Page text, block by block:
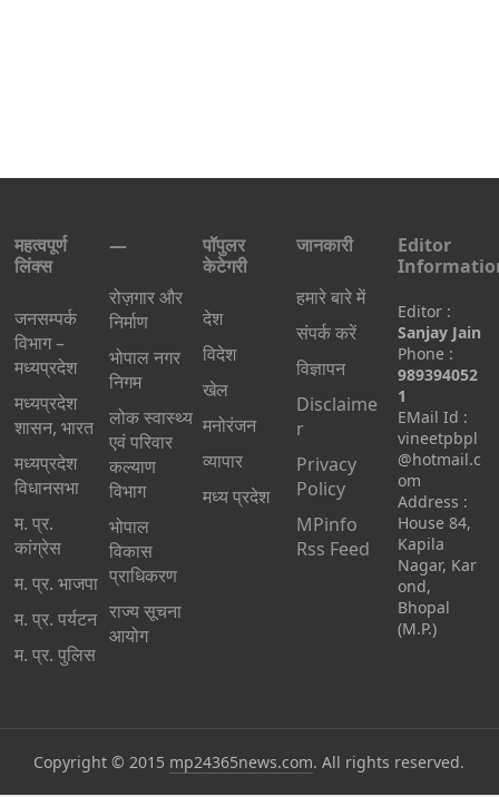
महत्वपूर्ण
लिंक्स
जनसम्पर्क
विभाग –
मध्यप्रदेश
मध्यप्रदेश
शासन, भारत
मध्‍यप्रदेश
विधानसभा
म. प्र.
कांग्रेस
म. प्र. भाजपा
म. प्र. पर्यटन
म. प्र. पुलिस
—
रोज़गार और
निर्माण
भोपाल नगर
निगम
लोक स्वास्थ्य
एवं परिवार
कल्याण
विभाग
भोपाल
विकास
प्राधिकरण
राज्य सूचना
आयोग
पॉपुलर
केटेगरी
देश
विदेश
खेल
मनोरंजन
व्यापार
मध्य प्रदेश
जानकारी
हमारे बारे में
संपर्क करें
विज्ञापन
Disclaime
r
Privacy
Policy
MPinfo
Rss Feed
Editor
Editor :
Sanjay Jain
Phone :
989394052
1
EMail Id :
vineetpbpl
@hotmail.c
om
Address :
House 84,
Kapila
Nagar, Kar
ond,
Bhopal
(M.P.)
Copyright © 2015 mp24365news.com. All rights reserved.